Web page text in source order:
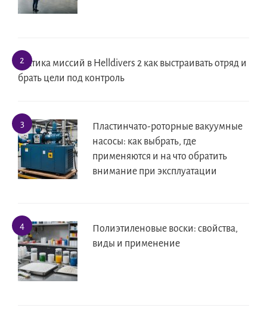
Тактика миссий в Helldivers 2 как выстраивать отряд и
брать цели под контроль
Пластинчато-роторные вакуумные
насосы: как выбрать, где
применяются и на что обратить
внимание при эксплуатации
Полиэтиленовые воски: свойства,
виды и применение